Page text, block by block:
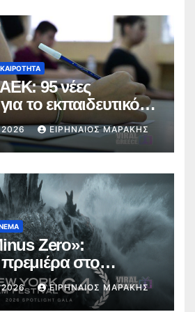
95 νέες
το εκπαιδευτικό
2026 ΕΙΡΗΝΑΊΟΣ ΜΑΡΆΚΗΣ
Zero»:
στο
της
(trailer)
2026 ΕΙΡΗΝΑΊΟΣ ΜΑΡΆΚΗΣ